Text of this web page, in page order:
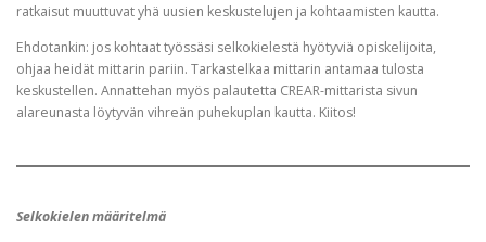
ratkaisut muuttuvat yhä uusien keskustelujen ja kohtaamisten kautta.
Ehdotankin: jos kohtaat työssäsi selkokielestä hyötyviä opiskelijoita,
ohjaa heidät mittarin pariin. Tarkastelkaa mittarin antamaa tulosta
keskustellen. Annattehan myös palautetta CREAR-mittarista sivun
alareunasta löytyvän vihreän puhekuplan kautta. Kiitos!
Selkokielen määritelmä